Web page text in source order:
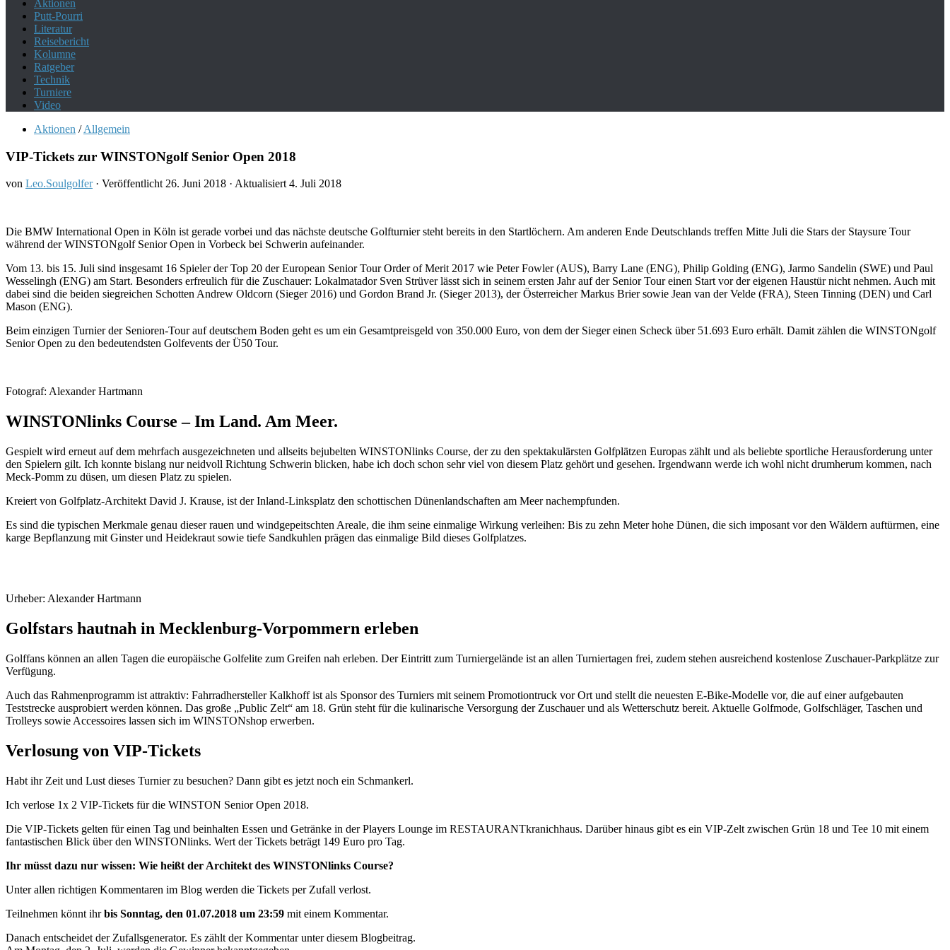
Aktionen
Putt-Pourri
Literatur
Reisebericht
Kolumne
Ratgeber
Technik
Turniere
Video
Aktionen / Allgemein
VIP-Tickets zur WINSTONgolf Senior Open 2018
von Leo.Soulgolfer · Veröffentlicht26. Juni 2018 · Aktualisiert4. Juli 2018
Die BMW International Open in Köln ist gerade vorbei und das nächste deutsche Golfturnier steht bereits in den Startlöchern. Am anderen Ende Deutschlands treffen Mitte Juli die Stars der Staysure Tour
während der WINSTONgolf Senior Open in Vorbeck bei Schwerin aufeinander.
Vom 13. bis 15. Juli sind insgesamt 16 Spieler der Top 20 der European Senior Tour Order of Merit 2017 wie Peter Fowler (AUS), Barry Lane (ENG), Philip Golding (ENG), Jarmo Sandelin (SWE) und Paul
Wesselingh (ENG) am Start. Besonders erfreulich für die Zuschauer: Lokalmatador Sven Strüver lässt sich in seinem ersten Jahr auf der Senior Tour einen Start vor der eigenen Haustür nicht nehmen. Auch mit
dabei sind die beiden siegreichen Schotten Andrew Oldcorn (Sieger 2016) und Gordon Brand Jr. (Sieger 2013), der Österreicher Markus Brier sowie Jean van der Velde (FRA), Steen Tinning (DEN) und Carl
Mason (ENG).
Beim einzigen Turnier der Senioren-Tour auf deutschem Boden geht es um ein Gesamtpreisgeld von 350.000 Euro, von dem der Sieger einen Scheck über 51.693 Euro erhält. Damit zählen die WINSTONgolf
Senior Open zu den bedeutendsten Golfevents der Ü50 Tour.
Fotograf: Alexander Hartmann
WINSTONlinks Course – Im Land. Am Meer.
Gespielt wird erneut auf dem mehrfach ausgezeichneten und allseits bejubelten WINSTONlinks Course, der zu den spektakulärsten Golfplätzen Europas zählt und als beliebte sportliche Herausforderung unter
den Spielern gilt. Ich konnte bislang nur neidvoll Richtung Schwerin blicken, habe ich doch schon sehr viel von diesem Platz gehört und gesehen. Irgendwann werde ich wohl nicht drumherum kommen, nach
Meck-Pomm zu düsen, um diesen Platz zu spielen.
Kreiert von Golfplatz-Architekt David J. Krause, ist der Inland-Linksplatz den schottischen Dünenlandschaften am Meer nachempfunden.
Es sind die typischen Merkmale genau dieser rauen und windgepeitschten Areale, die ihm seine einmalige Wirkung verleihen: Bis zu zehn Meter hohe Dünen, die sich imposant vor den Wäldern auftürmen, eine
karge Bepflanzung mit Ginster und Heidekraut sowie tiefe Sandkuhlen prägen das einmalige Bild dieses Golfplatzes.
Urheber: Alexander Hartmann
Golfstars hautnah in Mecklenburg-Vorpommern erleben
Golffans können an allen Tagen die europäische Golfelite zum Greifen nah erleben. Der Eintritt zum Turniergelände ist an allen Turniertagen frei, zudem stehen ausreichend kostenlose Zuschauer-Parkplätze zur
Verfügung.
Auch das Rahmenprogramm ist attraktiv: Fahrradhersteller Kalkhoff ist als Sponsor des Turniers mit seinem Promotiontruck vor Ort und stellt die neuesten E-Bike-Modelle vor, die auf einer aufgebauten
Teststrecke ausprobiert werden können. Das große „Public Zelt“ am 18. Grün steht für die kulinarische Versorgung der Zuschauer und als Wetterschutz bereit. Aktuelle Golfmode, Golfschläger, Taschen und
Trolleys sowie Accessoires lassen sich im WINSTONshop erwerben.
Verlosung von VIP-Tickets
Habt ihr Zeit und Lust dieses Turnier zu besuchen? Dann gibt es jetzt noch ein Schmankerl.
Ich verlose 1x 2 VIP-Tickets für die WINSTON Senior Open 2018.
Die VIP-Tickets gelten für einen Tag und beinhalten Essen und Getränke in der Players Lounge im RESTAURANTkranichhaus. Darüber hinaus gibt es ein VIP-Zelt zwischen Grün 18 und Tee 10 mit einem
fantastischen Blick über den WINSTONlinks. Wert der Tickets beträgt 149 Euro pro Tag.
Ihr müsst dazu nur wissen: Wie heißt der Architekt des WINSTONlinks Course?
Unter allen richtigen Kommentaren im Blog werden die Tickets per Zufall verlost.
Teilnehmen könnt ihrbis Sonntag, den 01.07.2018 um 23:59 mit einem Kommentar.
Danach entscheidet der Zufallsgenerator. Es zählt der Kommentar unter diesem Blogbeitrag.